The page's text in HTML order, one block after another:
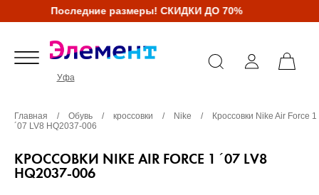
Последние размеры! СКИДКИ ДО 70%
Уфа
Главная / Обувь / кроссовки / Nike /
Кроссовки Nike Air Force 1
´07 LV8 HQ2037-006
КРОССОВКИ NIKE AIR FORCE 1 ´07 LV8
HQ2037-006